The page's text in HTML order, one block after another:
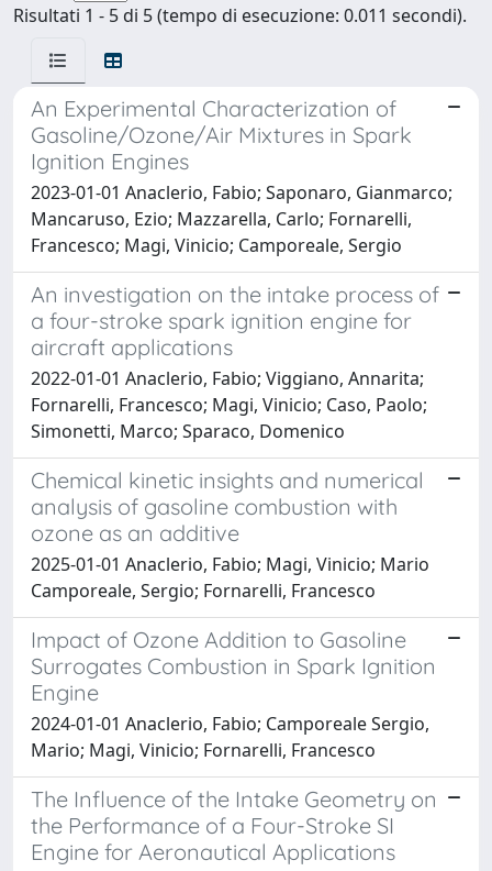
Risultati 1 - 5 di 5 (tempo di esecuzione: 0.011 secondi).
An Experimental Characterization of
Gasoline/Ozone/Air Mixtures in Spark
Ignition Engines
2023-01-01 Anaclerio, Fabio; Saponaro, Gianmarco;
Mancaruso, Ezio; Mazzarella, Carlo; Fornarelli,
Francesco; Magi, Vinicio; Camporeale, Sergio
An investigation on the intake process of
a four-stroke spark ignition engine for
aircraft applications
2022-01-01 Anaclerio, Fabio; Viggiano, Annarita;
Fornarelli, Francesco; Magi, Vinicio; Caso, Paolo;
Simonetti, Marco; Sparaco, Domenico
Chemical kinetic insights and numerical
analysis of gasoline combustion with
ozone as an additive
2025-01-01 Anaclerio, Fabio; Magi, Vinicio; Mario
Camporeale, Sergio; Fornarelli, Francesco
Impact of Ozone Addition to Gasoline
Surrogates Combustion in Spark Ignition
Engine
2024-01-01 Anaclerio, Fabio; Camporeale Sergio,
Mario; Magi, Vinicio; Fornarelli, Francesco
The Influence of the Intake Geometry on
the Performance of a Four-Stroke SI
Engine for Aeronautical Applications